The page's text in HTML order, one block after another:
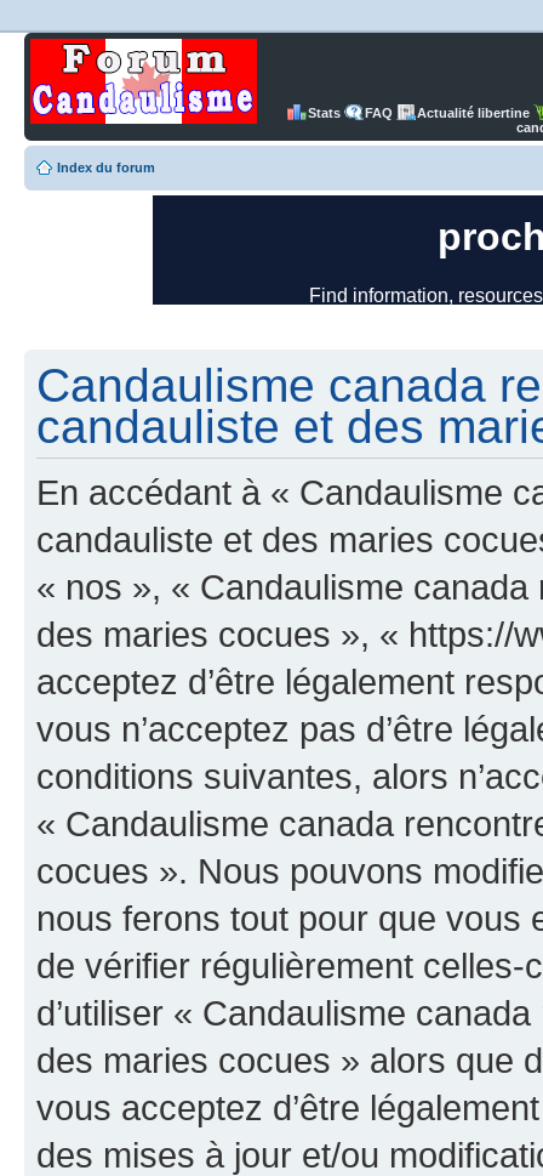
Stats FAQ
Actualité libertine
Index du forum
Candaulisme canada
candauliste et des
En accédant à « Candaulisme
candauliste et des maries
« nos », « Candaulisme
des maries cocues », « https://
acceptez d’être légalement
vous n’acceptez pas d’être
conditions suivantes, alors
« Candaulisme canada
cocues ». Nous pouvons
nous ferons tout pour que vous
de vérifier régulièrement
d’utiliser « Candaulisme
des maries cocues » alors que
vous acceptez d’être
des mises à jour et/ou